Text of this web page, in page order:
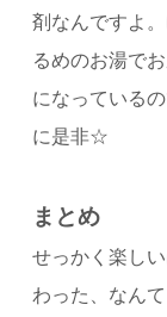
剤なんですよ。
るめのお湯で
になっている
に是非☆
まとめ
せっかく楽し
わった、なん